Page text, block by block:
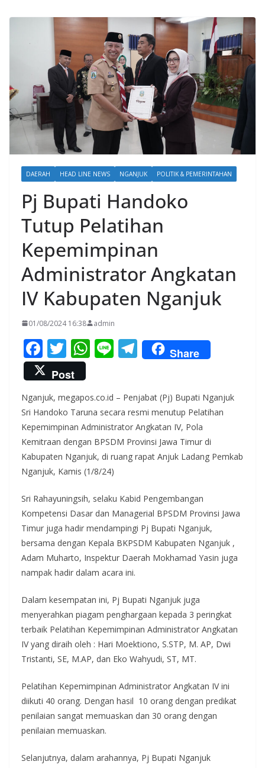
DAERAH HEAD LINE NEWS NGANJUK POLITIK & PEMERINTAHAN
Pj Bupati Handoko
Tutup Pelatihan
Kepemimpinan
Administrator Angkatan
IV Kabupaten Nganjuk
01/08/2024 16:38 admin
F
ac
e
b
o
o
k
T
w
itt
er
W
s
A
p
p
Li T
el
gr
a
m
Share
Post
Nganjuk, megapos.co.id – Penjabat (Pj) Bupati Nganjuk
Sri Handoko Taruna secara resmi menutup Pelatihan
Kepemimpinan Administrator Angkatan IV, Pola
Kemitraan dengan BPSDM Provinsi Jawa Timur di
Kabupaten Nganjuk, di ruang rapat Anjuk Ladang Pemkab
Nganjuk, Kamis (1/8/24)
Sri Rahayuningsih, selaku Kabid Pengembangan
Kompetensi Dasar dan Managerial BPSDM Provinsi Jawa
Timur juga hadir mendampingi Pj Bupati Nganjuk,
bersama dengan Kepala BKPSDM Kabupaten Nganjuk ,
Adam Muharto, Inspektur Daerah Mokhamad Yasin juga
nampak hadir dalam acara ini.
Dalam kesempatan ini, Pj Bupati Nganjuk juga
menyerahkan piagam penghargaan kepada 3 peringkat
terbaik Pelatihan Kepemimpinan Administrator Angkatan
IV yang diraih oleh : Hari Moektiono, S.STP, M. AP, Dwi
Tristanti, SE, M.AP, dan Eko Wahyudi, ST, MT.
Pelatihan Kepemimpinan Administrator Angkatan IV ini
diikuti 40 orang. Dengan hasil 10 orang dengan predikat
penilaian sangat memuaskan dan 30 orang dengan
penilaian memuaskan.
Selanjutnya, dalam arahannya, Pj Bupati Nganjuk